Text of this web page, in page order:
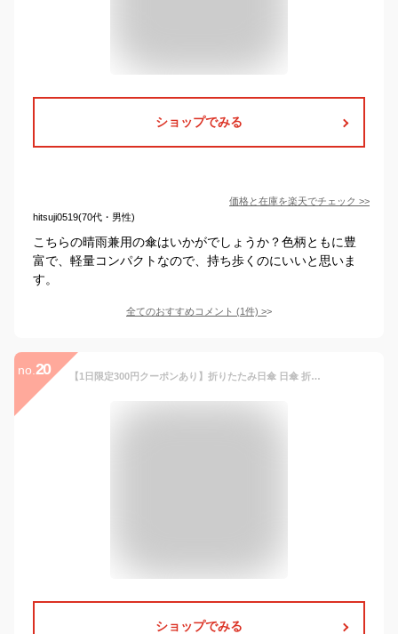
ショップでみる
価格と在庫を楽天でチェック >>
hitsuji0519(70代・男性)
こちらの晴雨兼用の傘はいかがでしょうか？色柄ともに豊
富で、軽量コンパクトなので、持ち歩くのにいいと思いま
す。
全てのおすすめコメント (1件) >
no. 20 【1日限定300円クーポンあり】折りたたみ日傘 日傘 折りたたみ 完全遮光 遮光率100% UPF50+ 晴雨兼用傘 傘 晴雨兼用 軽量 10本骨 折り畳み 傘 耐風 丈夫 レディース ギフト プレゼント 雨傘 日傘兼用 暑さ対策 熱中症対策 紫外線カット UVカット 新色 2022
ショップでみる